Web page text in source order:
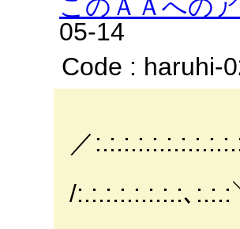
このＡＡへの
05-14
Code : haruhi-
／
/:.:.:.:.:.:.:.:､:.:.: